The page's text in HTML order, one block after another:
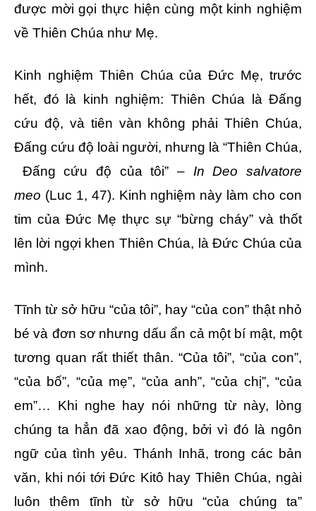
được mời gọi thực hiện cùng một kinh nghiệm
về Thiên Chúa như Mẹ.
Kinh nghiệm Thiên Chúa của Đức Mẹ, trước
hết, đó là kinh nghiệm: Thiên Chúa là Đấng
cứu độ, và tiên vàn không phải Thiên Chúa,
Đấng cứu độ loài người, nhưng là “Thiên Chúa,
Đấng cứu độ của tôi” – In Deo salvatore
meo (Luc 1, 47). Kinh nghiệm này làm cho con
tim của Đức Mẹ thực sự “bừng cháy” và thốt
lên lời ngợi khen Thiên Chúa, là Đức Chúa của
mình.
Tĩnh từ sở hữu “của tôi”, hay “của con” thật nhỏ
bé và đơn sơ nhưng dấu ẩn cả một bí mật, một
tương quan rất thiết thân. “Của tôi”, “của con”,
“của bố”, “của mẹ”, “của anh”, “của chị”, “của
em”… Khi nghe hay nói những từ này, lòng
chúng ta hẳn đã xao động, bởi vì đó là ngôn
ngữ của tình yêu. Thánh Inhã, trong các bản
văn, khi nói tới Đức Kitô hay Thiên Chúa, ngài
luôn thêm tĩnh từ sở hữu “của chúng ta”